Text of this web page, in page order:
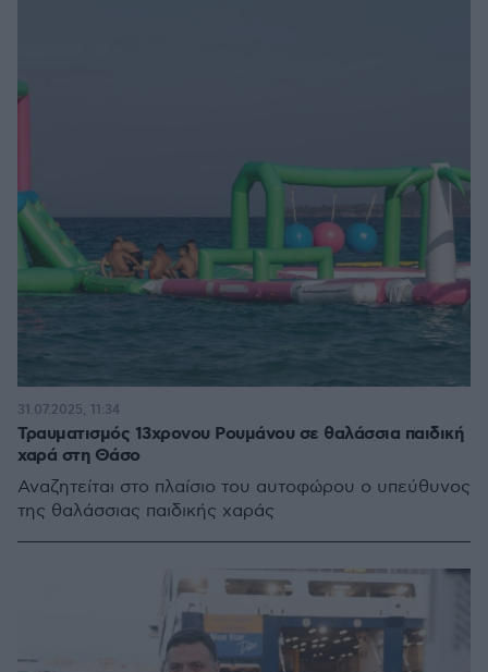
Τραυματισμός 13χρονου Ρουμάνου σε θαλάσσια παιδική
χαρά στη Θάσο
Αναζητείται στο πλαίσιο του αυτοφώρου ο υπεύθυνος
της θαλάσσιας παιδικής χαράς
31.07.2025, 11:34